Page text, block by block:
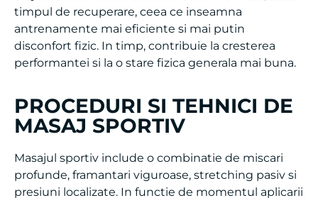
antrenamente mai eficiente si mai putin
disconfort fizic. In timp, contribuie la cresterea
performantei si la o stare fizica generala mai buna.
MASAJ SPORTIV
Masajul sportiv include o combinatie de miscari
profunde, framantari viguroase, stretching pasiv si
presiuni localizate. In functie de momentul aplicarii
(pre sau post efort), tehnicile pot varia ca